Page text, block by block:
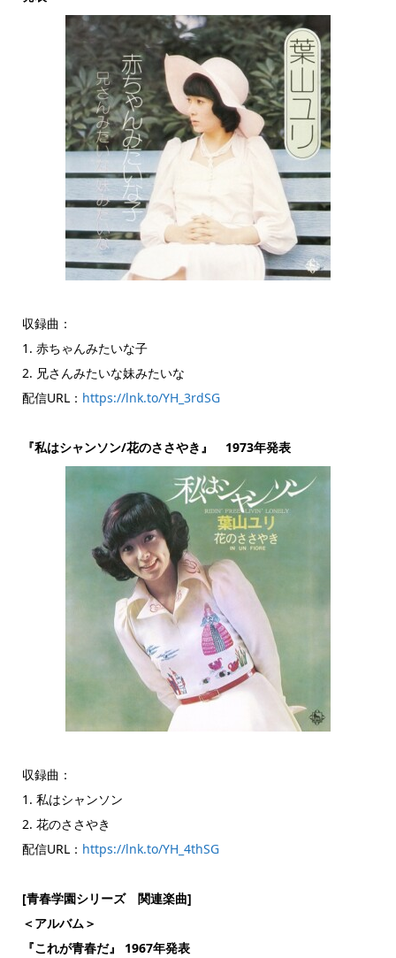
収録曲：
1. 赤ちゃんみたいな子
2. 兄さんみたいな妹みたいな
配信URL： https://lnk.to/YH_3rdSG
『私はシャンソン/花のささやき』 1973年発表
収録曲：
1. 私はシャンソン
2. 花のささやき
配信URL： https://lnk.to/YH_4thSG
[青春学園シリーズ 関連楽曲]
＜アルバム＞
『これが青春だ』 1967年発表